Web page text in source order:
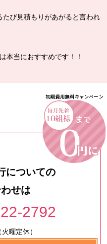
び見積もりがあがると言われ
本当におすすめです！！
についての
せは
2792
曜定休）